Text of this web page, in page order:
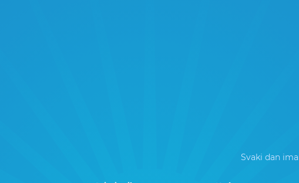
Svaki dan